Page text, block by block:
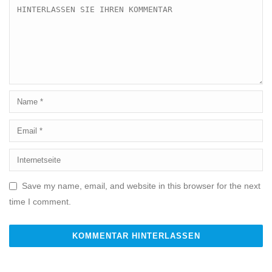
Save my name, email, and website in this browser for the next
time I comment.